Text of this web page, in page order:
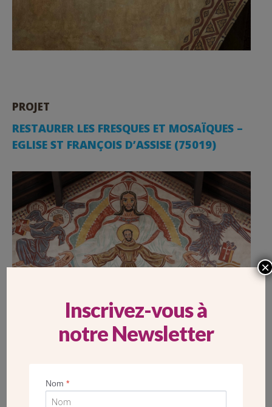
PROJET
RESTAURER LES FRESQUES ET MOSAÏQUES –
EGLISE ST FRANÇOIS D’ASSISE (75019)
Inscrivez-vous à
notre Newsletter
Nom*
×